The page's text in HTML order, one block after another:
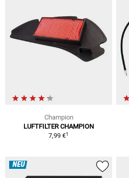
Champion
LUFTFILTER CHAMPION
7,99 €1
NEU